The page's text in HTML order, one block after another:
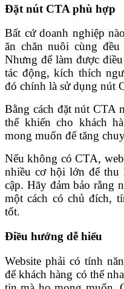
Đặt nút CTA phù hợp
Bất cứ doanh nghiệp
ăn chăn nuôi cùng
Nhưng để làm được
tác động, kích thích
đó chính là sử dụng nút
Bằng cách đặt nút CTA
thể khiến cho khách
mong muốn để tăng
Nếu không có CTA,
nhiều cơ hội lớn để thu
cập. Hãy đảm bảo rằng
một cách có chủ đích,
tốt.
Điều hướng dễ hiểu
Website phải có tính
để khách hàng có thể